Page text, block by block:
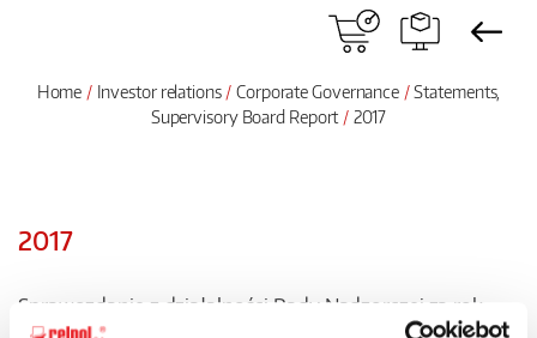
Home Investor relations Corporate Governance
Statements,
Supervisory Board Report
2017
2017
Sprawozdanie z działalności Rady Nadzorczej za rok
2017